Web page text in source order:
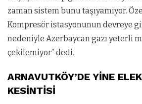
zaman sistem bunu taşıyamıyor.
Kompresör istasyonunun devreye
nedeniyle Azerbaycan gazı yeterli
çekilemiyor” dedi.
ARNAVUTKÖY’DE YİNE
KESİNTİSİ